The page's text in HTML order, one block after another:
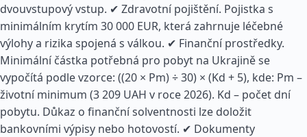
dvouvstupový vstup. ✔ Zdravotní pojištění. Pojistka s
minimálním krytím 30 000 EUR, která zahrnuje léčebné
výlohy a rizika spojená s válkou. ✔ Finanční prostředky.
Minimální částka potřebná pro pobyt na Ukrajině se
vypočítá podle vzorce: ((20 × Pm) ÷ 30) × (Kd + 5), kde: Pm –
životní minimum (3 209 UAH v roce 2026). Kd – počet dní
pobytu. Důkaz o finanční solventnosti lze doložit
bankovními výpisy nebo hotovostí. ✔ Dokumenty